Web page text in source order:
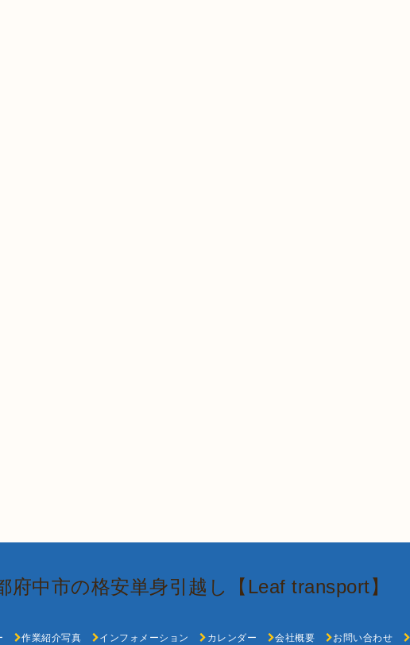
府中市の格安単身引越し【Leaf transport】
作業紹介写真 インフォメーション カレンダー 会社概要 お問い合わせ